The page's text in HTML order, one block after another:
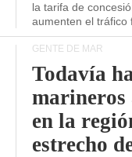
la tarifa de
aumenten el tráfico
GENTE DE MAR
Todavía
marineros
en la
estrecho